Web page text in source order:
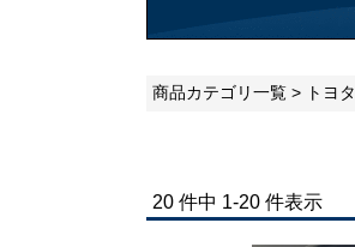
商品カテゴリ一覧 > トヨタ
20 件中 1-20 件表示